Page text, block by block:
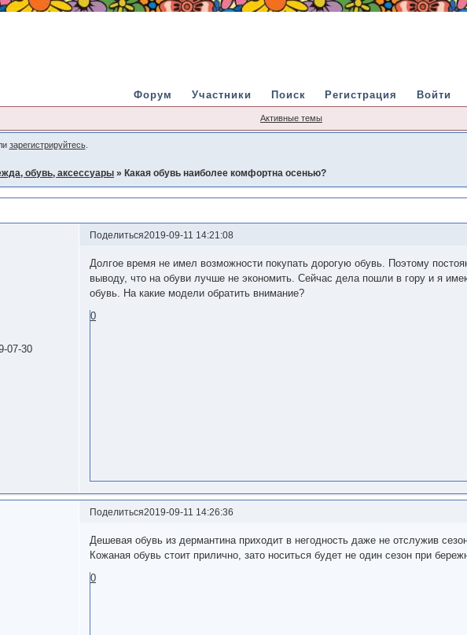
Форум Участники Поиск Регистрация Войти
Активные темы
зарегистрируйтесь.
обувь, аксессуары » Какая обувь наиболее комфортна осенью?
Поделиться2019-09-11 14:21:08
07-30
Долгое время не имел возможности покупать дорогую обувь. Поэтому
выводу, что на обуви лучше не экономить. Сейчас дела пошли в гору и я
обувь. На какие модели обратить внимание?
0
Поделиться2019-09-11 14:26:36
Дешевая обувь из дермантина приходит в негодность даже не отслужив
Кожаная обувь стоит прилично, зато носиться будет не один сезон при
0